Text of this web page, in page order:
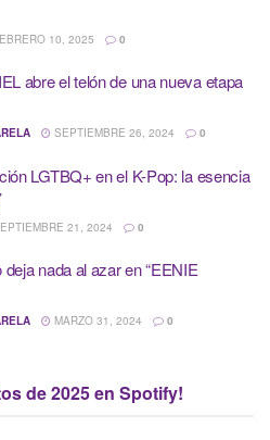
10, 2025 0
abre el telón de una nueva etapa
SEPTIEMBRE 26, 2024 0
LGTBQ+ en el K-Pop: la esencia
21, 2024 0
nada al azar en “EENIE
MARZO 31, 2024 0
de 2025 en Spotify!